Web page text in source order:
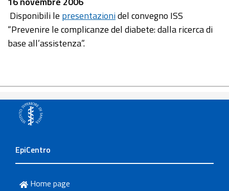
Disponibili le presentazionidel convegno ISS
“Prevenire le complicanze del diabete: dalla ricerca di
base all’assistenza”.
EpiCentro
Home page